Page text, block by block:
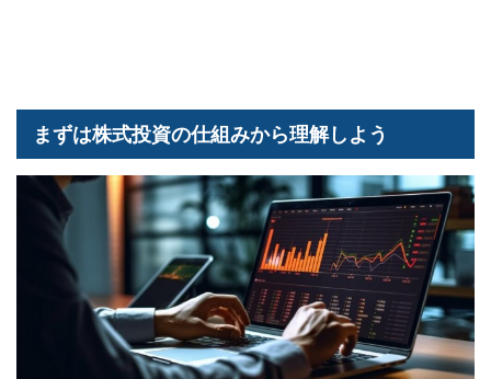
まずは株式投資の仕組みから理解しよう